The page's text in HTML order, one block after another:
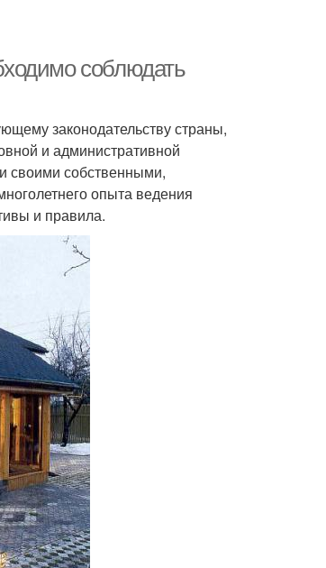
соблюдать
законодательству страны,
и административной
своими собственными,
опыта ведения
и правила.